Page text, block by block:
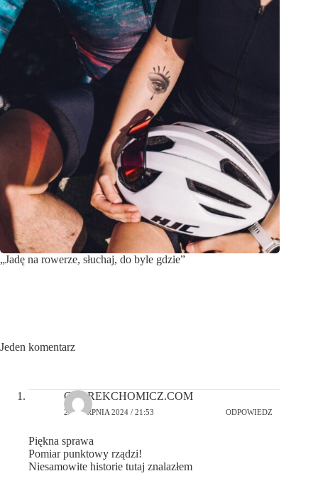
„Jadę na rowerze, słuchaj, do byle gdzie”
Jeden komentarz
CZAREKCHOMICZ.COM
25 SIERPNIA 2024 / 21:53 ODPOWIEDZ
Piękna sprawa
Pomiar punktowy rządzi!
Niesamowite historie tutaj znalazłem